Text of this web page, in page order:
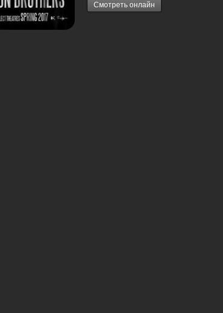
Смотреть онлайн